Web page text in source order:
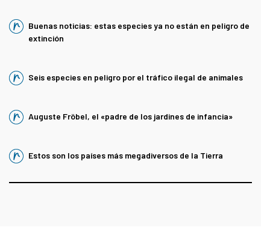
Buenas noticias: estas especies ya no están en peligro de
extinción
Seis especies en peligro por el tráfico ilegal de animales
Auguste Fröbel, el «padre de los jardines de infancia»
Estos son los países más megadiversos de la Tierra